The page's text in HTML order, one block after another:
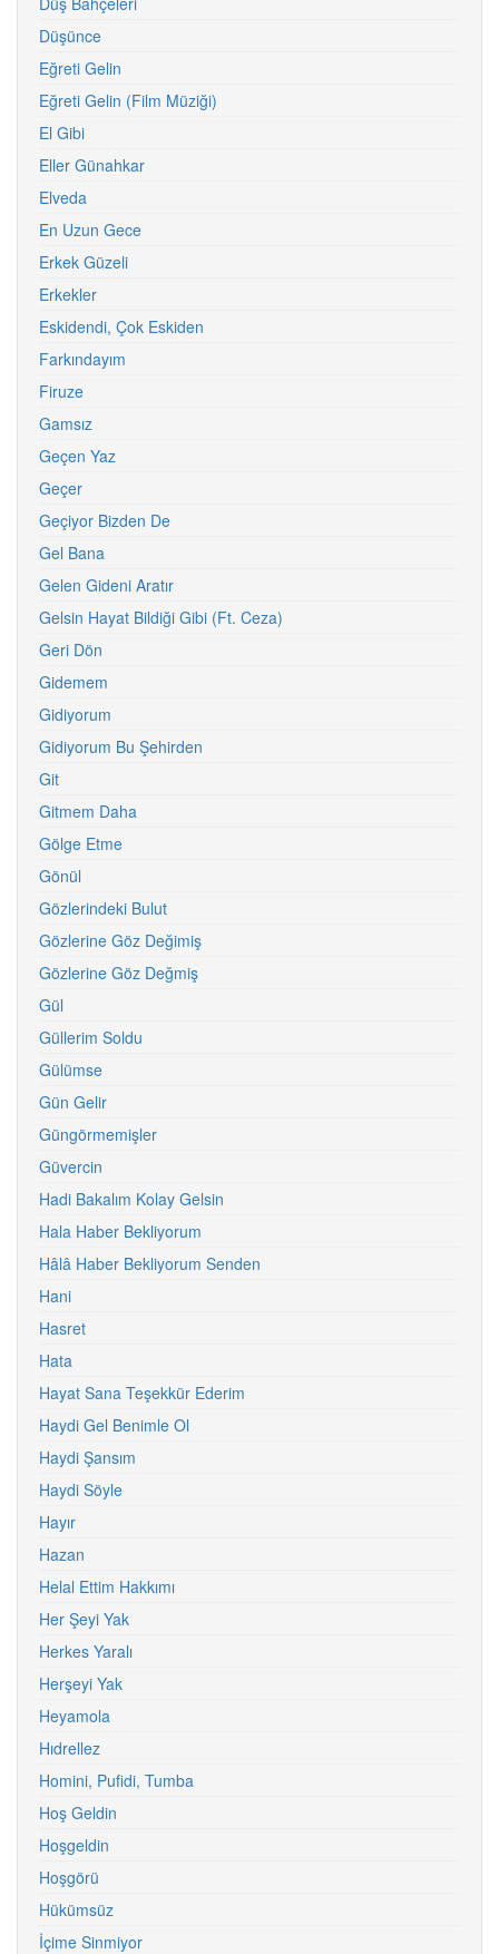
Düşünce
Eğreti Gelin
Eğreti Gelin (Film Müziği)
El Gibi
Eller Günahkar
Elveda
En Uzun Gece
Erkek Güzeli
Erkekler
Eskidendi, Çok Eskiden
Farkındayım
Firuze
Gamsız
Geçen Yaz
Geçer
Geçiyor Bizden De
Gel Bana
Gelen Gideni Aratır
Gelsin Hayat Bildiği Gibi (Ft. Ceza)
Geri Dön
Gidemem
Gidiyorum
Gidiyorum Bu Şehirden
Git
Gitmem Daha
Gölge Etme
Gönül
Gözlerindeki Bulut
Gözlerine Göz Değimiş
Gözlerine Göz Değmiş
Gül
Güllerim Soldu
Gülümse
Gün Gelir
Güngörmemişler
Güvercin
Hadi Bakalım Kolay Gelsin
Hala Haber Bekliyorum
Hâlâ Haber Bekliyorum Senden
Hani
Hasret
Hata
Hayat Sana Teşekkür Ederim
Haydi Gel Benimle Ol
Haydi Şansım
Haydi Söyle
Hayır
Hazan
Helal Ettim Hakkımı
Her Şeyi Yak
Herkes Yaralı
Herşeyi Yak
Heyamola
Hıdrellez
Homini, Pufidi, Tumba
Hoş Geldin
Hoşgeldin
Hoşgörü
Hükümsüz
İçime Sinmiyor